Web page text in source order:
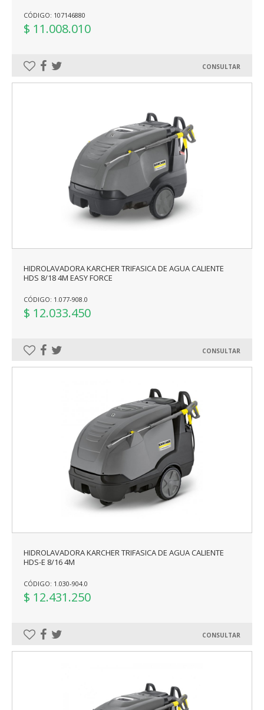
CÓDIGO: 107146880
$ 11.008.010
CONSULTAR
HIDROLAVADORA KARCHER TRIFASICA DE AGUA CALIENTE
HDS 8/18 4M EASY FORCE
CÓDIGO: 1.077-908.0
$ 12.033.450
CONSULTAR
HIDROLAVADORA KARCHER TRIFASICA DE AGUA CALIENTE
HDS-E 8/16 4M
CÓDIGO: 1.030-904.0
$ 12.431.250
CONSULTAR